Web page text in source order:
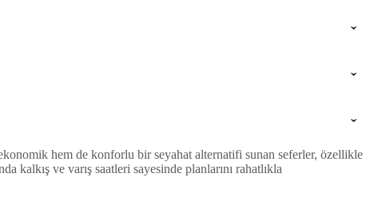
hem de konforlu bir seyahat alternatifi sunan seferler, özellikle
kalkış ve varış saatleri sayesinde planlarını rahatlıkla